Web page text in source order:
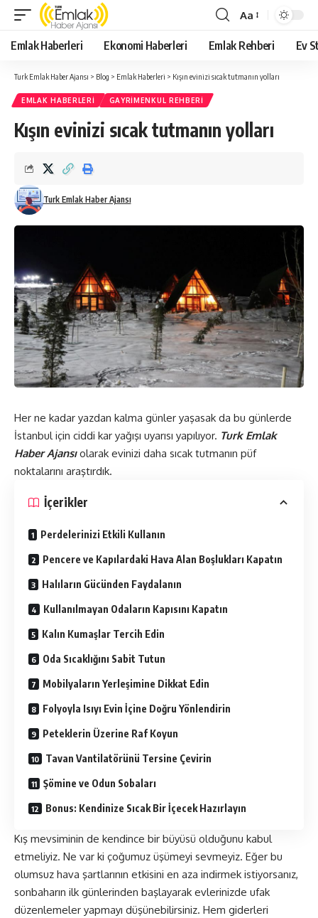
Yazı
Tipi
Boyutlandırıcı
Aa
Emlak Haberleri Ekonomi Haberleri Emlak Rehberi Ev
Turk Emlak Haber Ajansı > Blog > Emlak Haberleri > Kışın evinizi sıcak tutmanın yolları
EMLAK HABERLERI GAYRIMENKUL REHBERI
Kışın evinizi sıcak tutmanın yolları
Turk Emlak Haber Ajansı
Her ne kadar yazdan kalma günler yaşasak da bu günlerde
İstanbul için ciddi kar yağışı uyarısı yapılıyor. Turk Emlak
Haber Ajansı olarak evinizi daha sıcak tutmanın püf
noktalarını araştırdık.
İçerikler
Perdelerinizi Etkili Kullanın
Pencere ve Kapılardaki Hava Alan Boşlukları Kapatın
Halıların Gücünden Faydalanın
Kullanılmayan Odaların Kapısını Kapatın
Kalın Kumaşlar Tercih Edin
Oda Sıcaklığını Sabit Tutun
Mobilyaların Yerleşimine Dikkat Edin
Folyoyla Isıyı Evin İçine Doğru Yönlendirin
Peteklerin Üzerine Raf Koyun
Tavan Vantilatörünü Tersine Çevirin
Şömine ve Odun Sobaları
Bonus: Kendinize Sıcak Bir İçecek Hazırlayın
Kış mevsiminin de kendince bir büyüsü olduğunu kabul
etmeliyiz. Ne var ki çoğumuz üşümeyi sevmeyiz. Eğer bu
olumsuz hava şartlarının etkisini en aza indirmek istiyorsanız,
sonbaharın ilk günlerinden başlayarak evlerinizde ufak
düzenlemeler yapmayı düşünebilirsiniz. Hem giderleri